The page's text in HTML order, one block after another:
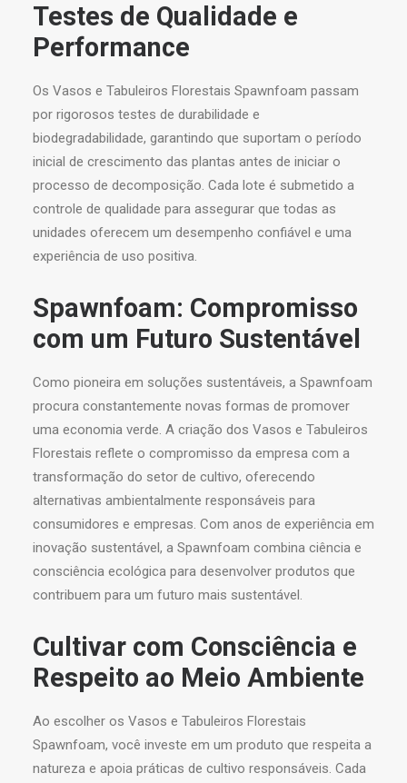
Testes de Qualidade e
Performance
Os Vasos e Tabuleiros Florestais Spawnfoam passam
por rigorosos testes de durabilidade e
biodegradabilidade, garantindo que suportam o período
inicial de crescimento das plantas antes de iniciar o
processo de decomposição. Cada lote é submetido a
controle de qualidade para assegurar que todas as
unidades oferecem um desempenho confiável e uma
experiência de uso positiva.
Spawnfoam: Compromisso
com um Futuro Sustentável
Como pioneira em soluções sustentáveis, a Spawnfoam
procura constantemente novas formas de promover
uma economia verde. A criação dos Vasos e Tabuleiros
Florestais reflete o compromisso da empresa com a
transformação do setor de cultivo, oferecendo
alternativas ambientalmente responsáveis para
consumidores e empresas. Com anos de experiência em
inovação sustentável, a Spawnfoam combina ciência e
consciência ecológica para desenvolver produtos que
contribuem para um futuro mais sustentável.
Cultivar com Consciência e
Respeito ao Meio Ambiente
Ao escolher os Vasos e Tabuleiros Florestais
Spawnfoam, você investe em um produto que respeita a
natureza e apoia práticas de cultivo responsáveis. Cada